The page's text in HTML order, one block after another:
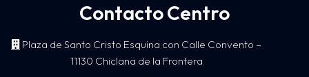
Contacto Centro
Plaza de Santo Cristo Esquina con Calle Convento –
11130 Chiclana de la Frontera